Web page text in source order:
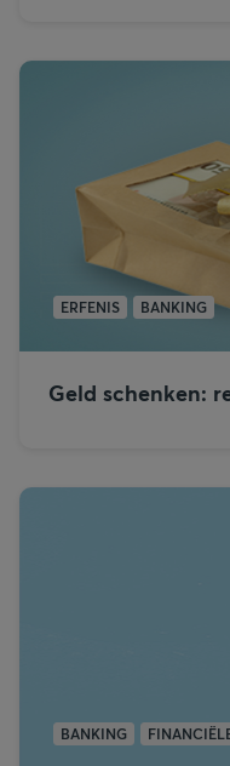
ERFENIS BANKING
Geld schenken:
BANKING